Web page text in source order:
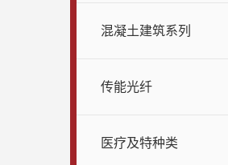
混凝土建筑系列
传能光纤
医疗及特种类